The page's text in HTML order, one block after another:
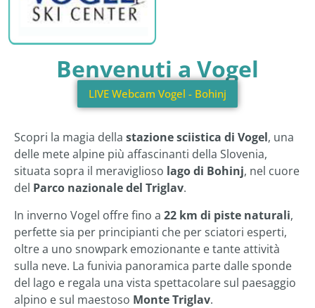
Benvenuti a Vogel
LIVE Webcam Vogel - Bohinj
Scopri la magia della stazione sciistica di Vogel, una
delle mete alpine più affascinanti della Slovenia,
situata sopra il meraviglioso lago di Bohinj, nel cuore
del Parco nazionale del Triglav.
In inverno Vogel offre fino a 22 km di piste naturali,
perfette sia per principianti che per sciatori esperti,
oltre a uno snowpark emozionante e tante attività
sulla neve. La funivia panoramica parte dalle sponde
del lago e regala una vista spettacolare sul paesaggio
alpino e sul maestoso Monte Triglav.